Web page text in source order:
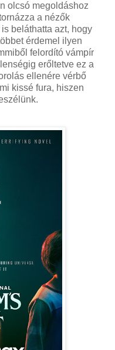
olcsó megoldáshoz
a nézők
beláthatta azt, hogy
érdemel ilyen
felordító vámpír
erőltetve ez a
ellenére vérbő
kissé fura, hiszen